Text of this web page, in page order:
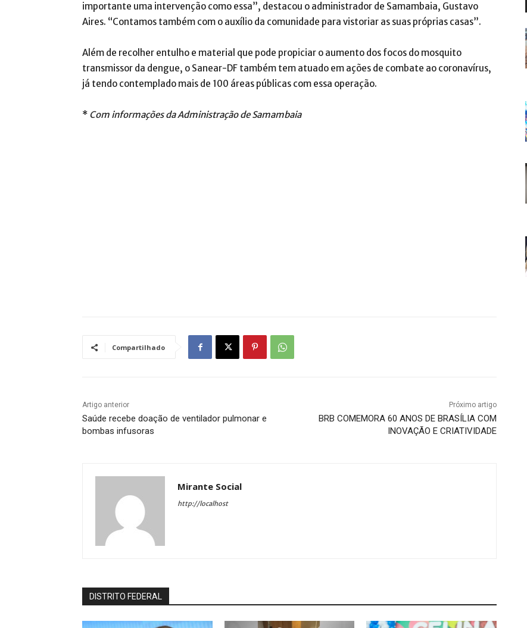
importante uma intervenção como essa”, destacou o administrador de Samambaia, Gustavo
Aires. “Contamos também com o auxílio da comunidade para vistoriar as suas próprias casas”.
Além de recolher entulho e material que pode propiciar o aumento dos focos do mosquito
transmissor da dengue, o Sanear-DF também tem atuado em ações de combate ao coronavírus,
já tendo contemplado mais de 100 áreas públicas com essa operação.
* Com informações da Administração de Samambaia
Compartilhado
Artigo anterior
Saúde recebe doação de ventilador pulmonar e
bombas infusoras
Próximo artigo
BRB COMEMORA 60 ANOS DE BRASÍLIA COM
INOVAÇÃO E CRIATIVIDADE
Mirante Social
http://localhost
DISTRITO FEDERAL